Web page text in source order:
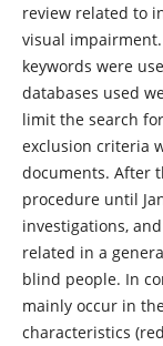
review related to
visual
keywords were
databases used
limit the search
exclusion criteria
documents. After
procedure until
investigations,
related in a
blind people. In
mainly occur in
characteristics